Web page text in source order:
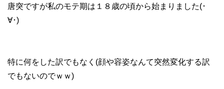
唐突ですが私のモテ期は１８歳の頃から始まりました(･
∀･)
特に何をした訳でもなく(顔や容姿なんて突然変化する訳
でもないのでｗｗ)